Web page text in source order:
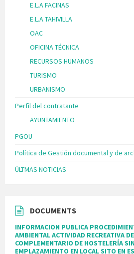
E.L.A FACINAS
E.L.A TAHIVILLA
OAC
OFICINA TÉCNICA
RECURSOS HUMANOS
TURISMO
URBANISMO
Perfil del contratante
AYUNTAMIENTO
PGOU
Política de Gestión documental y de
ÚLTMAS NOTICIAS
DOCUMENTS
INFORMACION PUBLICA
AMBIENTAL ACTIVIDAD RECREATIVA
COMPLEMENTARIO DE HOSTELERÍA
EMPLAZAMIENTO EN LOCAL SITO EN